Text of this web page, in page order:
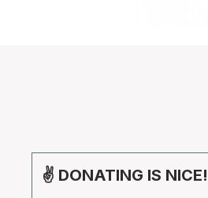
✌ DONATING IS NICE!